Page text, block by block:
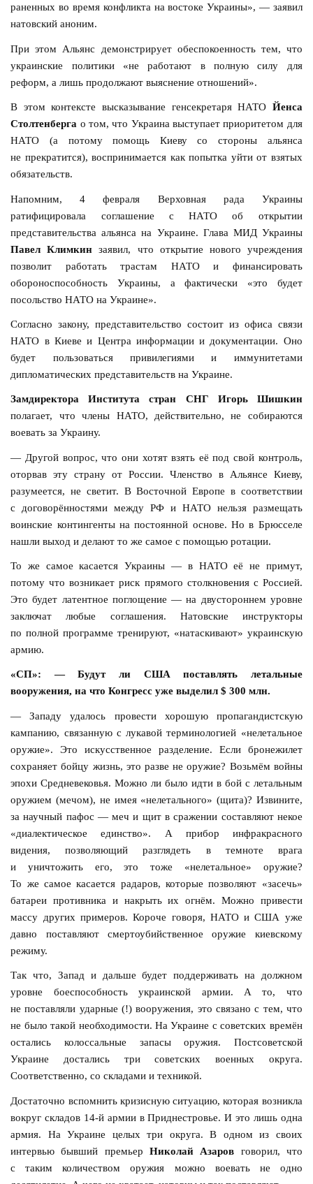
раненных во время конфликта на востоке Украины», — заявил
натовский аноним.
При этом Альянс демонстрирует обеспокоенность тем, что
украинские политики «не работают в полную силу для
реформ, а лишь продолжают выяснение отношений».
В этом контексте высказывание генсекретаря НАТО Йенса
Столтенберга о том, что Украина выступает приоритетом для
НАТО (а потому помощь Киеву со стороны альянса
не прекратится), воспринимается как попытка уйти от взятых
обязательств.
Напомним, 4 февраля Верховная рада Украины
ратифицировала соглашение с НАТО об открытии
представительства альянса на Украине. Глава МИД Украины
Павел Климкин заявил, что открытие нового учреждения
позволит работать трастам НАТО и финансировать
обороноспособность Украины, а фактически «это будет
посольство НАТО на Украине».
Согласно закону, представительство состоит из офиса связи
НАТО в Киеве и Центра информации и документации. Оно
будет пользоваться привилегиями и иммунитетами
дипломатических представительств на Украине.
Замдиректора Института стран СНГ Игорь Шишкин
полагает, что члены НАТО, действительно, не собираются
воевать за Украину.
— Другой вопрос, что они хотят взять её под свой контроль,
оторвав эту страну от России. Членство в Альянсе Киеву,
разумеется, не светит. В Восточной Европе в соответствии
с договорённостями между РФ и НАТО нельзя размещать
воинские контингенты на постоянной основе. Но в Брюсселе
нашли выход и делают то же самое с помощью ротации.
То же самое касается Украины — в НАТО её не примут,
потому что возникает риск прямого столкновения с Россией.
Это будет латентное поглощение — на двустороннем уровне
заключат любые соглашения. Натовские инструкторы
по полной программе тренируют, «натаскивают» украинскую
армию.
«СП»: — Будут ли США поставлять летальные
вооружения, на что Конгресс уже выделил $ 300 млн.
— Западу удалось провести хорошую пропагандистскую
кампанию, связанную с лукавой терминологией «нелетальное
оружие». Это искусственное разделение. Если бронежилет
сохраняет бойцу жизнь, это разве не оружие? Возьмём войны
эпохи Средневековья. Можно ли было идти в бой с летальным
оружием (мечом), не имея «нелетального» (щита)? Извините,
за научный пафос — меч и щит в сражении составляют некое
«диалектическое единство». А прибор инфракрасного
видения, позволяющий разглядеть в темноте врага
и уничтожить его, это тоже «нелетальное» оружие?
То же самое касается радаров, которые позволяют «засечь»
батареи противника и накрыть их огнём. Можно привести
массу других примеров. Короче говоря, НАТО и США уже
давно поставляют смертоубийственное оружие киевскому
режиму.
Так что, Запад и дальше будет поддерживать на должном
уровне боеспособность украинской армии. А то, что
не поставляли ударные (!) вооружения, это связано с тем, что
не было такой необходимости. На Украине с советских времён
остались колоссальные запасы оружия. Постсоветской
Украине достались три советских военных округа.
Соответственно, со складами и техникой.
Достаточно вспомнить кризисную ситуацию, которая возникла
вокруг складов 14-й армии в Приднестровье. И это лишь одна
армия. На Украине целых три округа. В одном из своих
интервью бывший премьер Николай Азаров говорил, что
с таким количеством оружия можно воевать не одно